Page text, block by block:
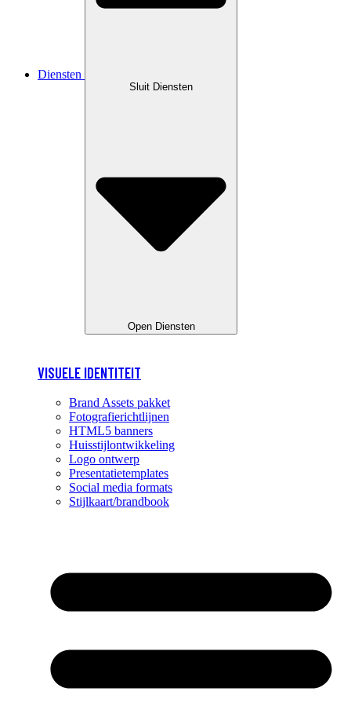
Diensten
Sluit Diensten
Open Diensten
VISUELE IDENTITEIT
Brand Assets pakket
Fotografierichtlijnen
HTML5 banners
Huisstijlontwikkeling
Logo ontwerp
Presentatietemplates
Social media formats
Stijlkaart/brandbook